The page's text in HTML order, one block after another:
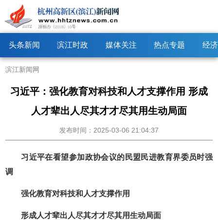
头条新闻 滨江时政 媒体关注 热点专题 经
滨江新闻网
习近平：强化教育对科技和人才支撑作用 形成
人才辈出人尽其才才尽其用生动局面
发布时间：2025-03-06 21:04:37
习近平在看望参加政协会议的民盟民进教育界委员时强
调
强化教育对科技和人才支撑作用
形成人才辈出人尽其才才尽其用生动局面